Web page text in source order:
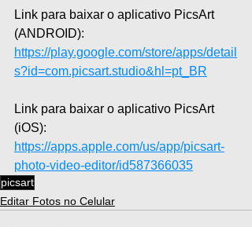
Link para baixar o aplicativo PicsArt
(ANDROID):
https://play.google.com/store/apps/detail
s?id=com.picsart.studio&hl=pt_BR
Link para baixar o aplicativo PicsArt
(iOS):
https://apps.apple.com/us/app/picsart-
photo-video-editor/id587366035
picsart
Editar Fotos no Celular